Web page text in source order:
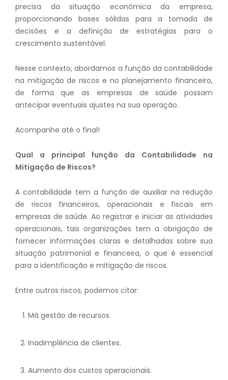
precisa da situação econômica da empresa,
proporcionando bases sólidas para a tomada de
decisões e a definição de estratégias para o
crescimento sustentável.
Nesse contexto, abordamos a função da contabilidade
na mitigação de riscos e no planejamento financeiro,
de forma que as empresas de saúde possam
antecipar eventuais ajustes na sua operação.
Acompanhe até o final!
Qual a principal função da Contabilidade na
Mitigação de Riscos?
A contabilidade tem a função de auxiliar na redução
de riscos financeiros, operacionais e fiscais em
empresas de saúde. Ao registrar e iniciar as atividades
operacionais, tais organizações tem a obrigação de
fornecer informações claras e detalhadas sobre sua
situação patrimonial e financeira, o que é essencial
para a identificação e mitigação de riscos.
Entre outros riscos, podemos citar:
Má gestão de recursos.
Inadimplência de clientes.
Aumento dos custos operacionais.